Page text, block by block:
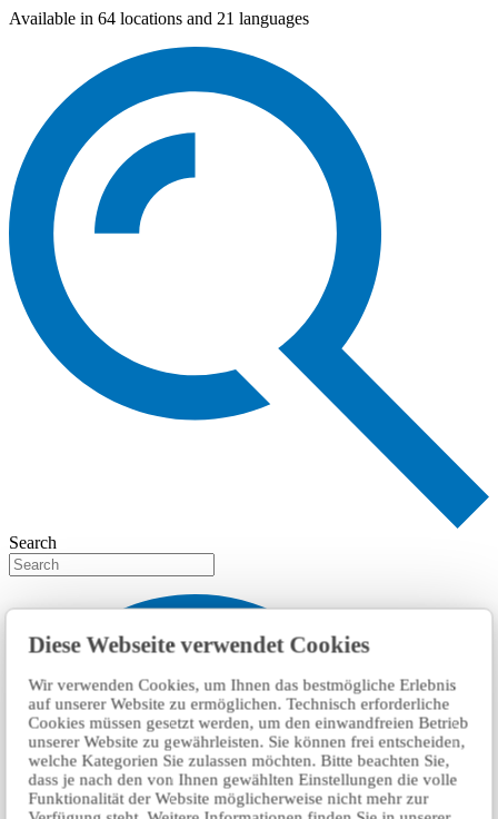
Diese Webseite verwendet Cookies
Wir verwenden Cookies, um Ihnen das bestmögliche Erlebnis
auf unserer Website zu ermöglichen. Technisch erforderliche
Cookies müssen gesetzt werden, um den einwandfreien Betrieb
unserer Website zu gewährleisten. Sie können frei entscheiden,
welche Kategorien Sie zulassen möchten. Bitte beachten Sie,
dass je nach den von Ihnen gewählten Einstellungen die volle
Funktionalität der Website möglicherweise nicht mehr zur
Available in 64 locations and 21 languages
Search